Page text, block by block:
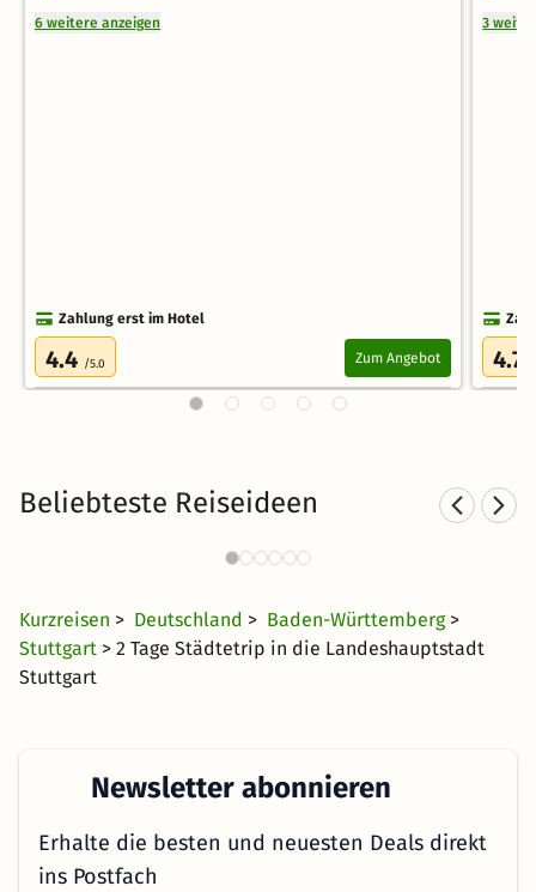
6 weitere anzeigen
Zahlung erst im Hotel
4.4 /5.0 Zum Angebot
3
4.7
Beliebteste Reiseideen
Städtereisen nach Stuttgart
148 Angebote
Kurzreisen > Deutschland > Baden-Württemberg >
Stuttgart > 2 Tage Städtetrip in die Landeshauptstadt
Stuttgart
Newsletter abonnieren
Erhalte die besten und neuesten Deals direkt
ins Postfach